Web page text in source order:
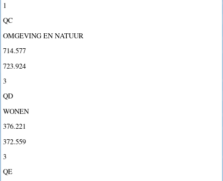
1
QC
OMGEVING EN NATUUR
714.577
723.924
3
QD
WONEN
376.221
372.559
3
QE